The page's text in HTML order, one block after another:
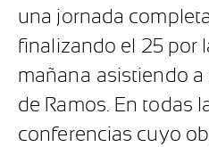
una jornada
finalizando el 25 por
mañana asistiendo
de Ramos. En todas
conferencias cuyo